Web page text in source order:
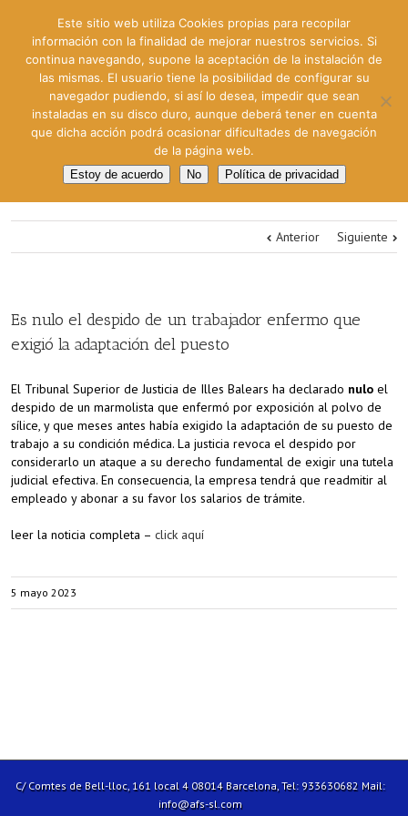
Anterior Siguiente
Es nulo el despido de un trabajador enfermo que
exigió la adaptación del puesto
El Tribunal Superior de Justicia de Illes Balears ha declarado nulo el
despido de un marmolista que enfermó por exposición al polvo de
sílice, y que meses antes había exigido la adaptación de su puesto de
trabajo a su condición médica. La justicia revoca el despido por
considerarlo un ataque a su derecho fundamental de exigir una tutela
judicial efectiva. En consecuencia, la empresa tendrá que readmitir al
empleado y abonar a su favor los salarios de trámite.
leer la noticia completa – click aquí
5 mayo 2023
C/ Comtes de Bell-lloc, 161 local 4 08014 Barcelona, Tel: 933630682 Mail:
info@afs-sl.com
Este sitio web utiliza Cookies propias para recopilar
información con la finalidad de mejorar nuestros servicios. Si
continua navegando, supone la aceptación de la instalación de
las mismas. El usuario tiene la posibilidad de configurar su
navegador pudiendo, si así lo desea, impedir que sean
instaladas en su disco duro, aunque deberá tener en cuenta
que dicha acción podrá ocasionar dificultades de navegación
de la página web.
Estoy de acuerdo No Política de privacidad